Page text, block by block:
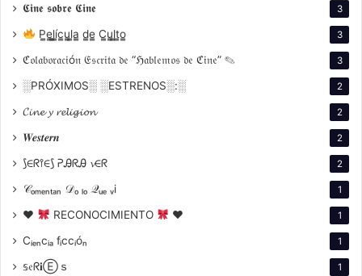
2. Desarrollo
: la clausura como
metáfora
Impacto:
película y dirección, consagraron su tono
𝕮𝖎𝖓𝖊 𝖘𝖔𝖇𝖗𝖊 𝕮𝖎𝖓𝖊 3
P̳e̳l̳í̳c̳u̳l̳a̳ d̳e̳ C̳u̳l̳t̳o̳ 3
ℭ𝔬𝔩𝔞𝔟𝔬𝔯𝔞𝔠𝔦ó𝔫 𝔈𝔰𝔠𝔯𝔦𝔱𝔞 𝔡𝔢 “ℌ𝔞𝔟𝔩𝔢𝔪𝔬𝔰 𝔡𝔢 ℭ𝔦𝔫𝔢” ✎ 3
░PRÓXIMOS░ ░ESTRENOS░:░ 2
𝓒𝓲𝓷𝓮 𝔂 𝓻𝓮𝓵𝓲𝓰𝓲𝓸𝓷 2
𝑾𝒆𝒔𝒕𝒆𝒓𝒏 2
⟆∈ᖇ⫯∈⟆ ᕈᎯᖇᎯ 𝓿∈ᖇ 2
𝒞ₒₘₑₙₜₐₙ 𝒟ₒ ₗₒ 𝒬ᵤₑ ᵥi 1
♥ RECONOCIMIENTO ♥ 1
Cᵢₑₙcᵢₐ fᵢccᵢóₙ 1
𝕤𝔢ᖇ𝐢Ⓔｓ 1